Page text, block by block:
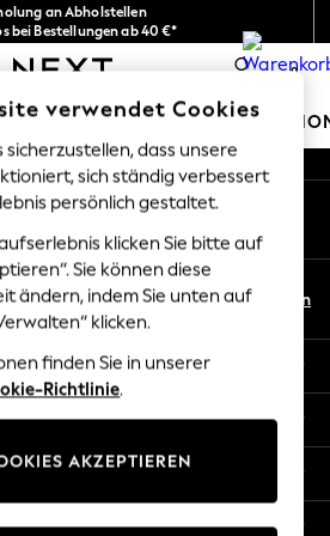
an Abholstellen
bei Bestellungen ab 40 €*
Rückgaben*
0
BABY DAMEN HERREN
Shop
& Kaftans
sozialen Netzwerke
Konto an
En
verwendet Cookies
sicherzustellen, dass unsere
sich ständig verbessert
persönlich gestaltet.
klicken Sie bitte auf
Sie können diese
ändern, indem Sie unten auf
klicken.
finden Sie in unserer
Richtlinie.
AKZEPTIEREN